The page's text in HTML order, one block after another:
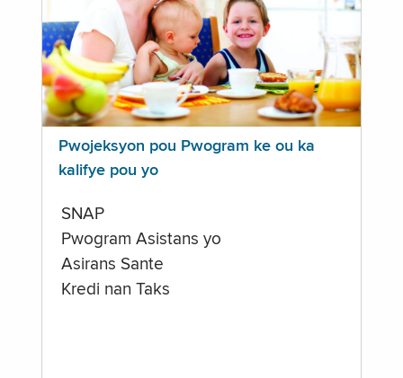
Pwojeksyon pou Pwogram ke ou ka
kalifye pou yo
SNAP
Pwogram Asistans yo
Asirans Sante
Kredi nan Taks